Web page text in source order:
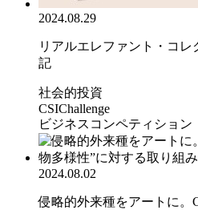
2024.08.29
リアルエレファント・コ
記
社会的投資
CSIChallenge
ビジネスコンペティション
2024.08.02
侵略的外来種をアートに。